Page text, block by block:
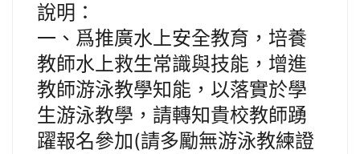
說明：
一、爲推廣水上安全教育，培養
教師水上救生常識與技能，增進
教師游泳教學知能，以落實於學
生游泳教學，請轉知貴校教師踴
躍報名參加(請多勵無游泳教練證